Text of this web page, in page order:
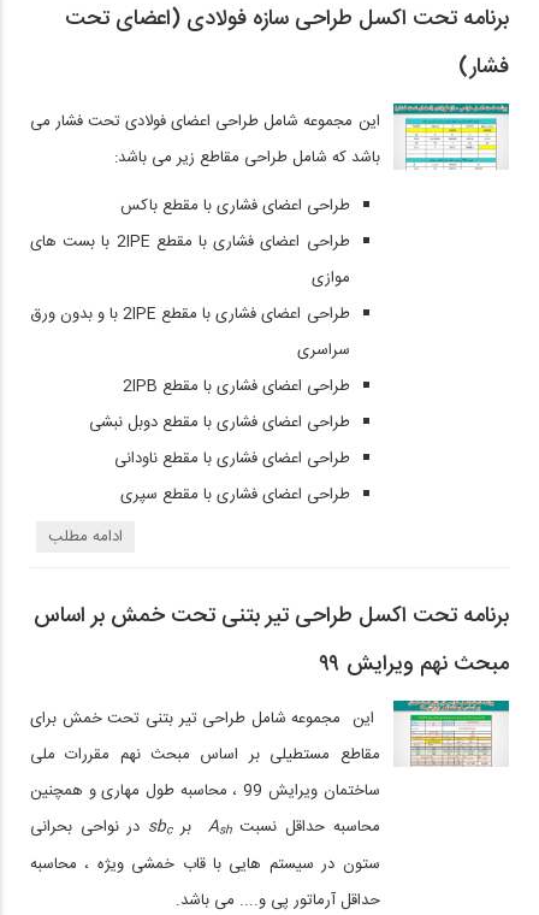
برنامه تحت اکسل طراحی سازه فولادی (اعضای تحت
فشار)
این مجموعه شامل طراحی اعضای فولادی تحت فشار می
باشد که شامل طراحی مقاطع زیر می باشد:
طراحی اعضای فشاری با مقطع باکس
طراحی اعضای فشاری با مقطع 2IPE با بست های
موازی
طراحی اعضای فشاری با مقطع 2IPE با و بدون ورق
سراسری
طراحی اعضای فشاری با مقطع 2IPB
طراحی اعضای فشاری با مقطع دوبل نبشی
طراحی اعضای فشاری با مقطع ناودانی
طراحی اعضای فشاری با مقطع سپری
ادامه مطلب
برنامه تحت اکسل طراحی تیر بتنی تحت خمش بر اساس
مبحث نهم ویرایش ۹۹
این مجموعه شاملطراحی تیر بتنی تحت خمش برای
مقاطع مستطیلی بر اساس مبحث نهم مقررات ملی
ساختمان ویرایش 99 ، محاسبه طول مهاری و همچنین
محاسبه حداقل نسبت Ash بر sbc
در نواحی بحرانی
ستون در سیستم هایی با قاب خمشی ویژه ، محاسبه
حداقل آرماتور پی و.... می باشد.